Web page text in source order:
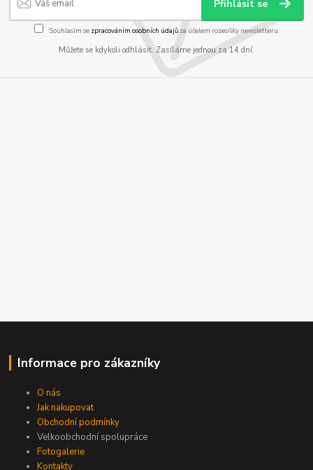
Přihlásit se
Souhlasím se zpracováním osobních údajůza účelem rozesílky newsletteru.
Můžete se kdykoli odhlásit. Zasíláme jednou za 14 dní.
Informace pro zákazníky
O nás
Jak nakupovat
Obchodní podmínky
Velkoobchodní spolupráce
Fotogalerie
Kontakty